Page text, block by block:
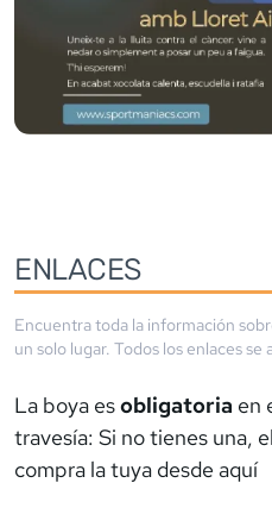
ENLACES
Encuentra toda la información
un solo lugar. Todos los enlaces
La boya esobligatoria en
travesía: Si no tienes una,
compra la tuya desde aquí